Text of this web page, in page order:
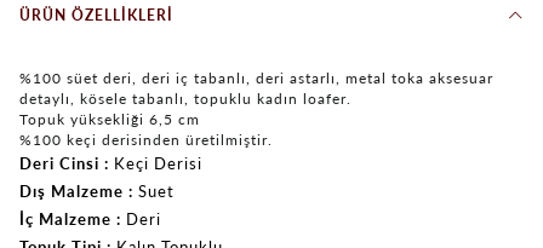
ÜRÜN ÖZELLIKLERI
%100 süet deri, deri iç tabanlı, deri astarlı, metal toka aksesuar
detaylı, kösele tabanlı, topuklu kadın loafer.
Topuk yüksekliği 6,5 cm
%100 keçi derisinden üretilmiştir.
Deri Cinsi
Keçi Derisi
Dış Malzeme
Suet
İç Malzeme
Deri